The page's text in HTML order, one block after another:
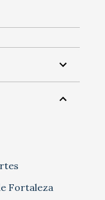
Fortaleza